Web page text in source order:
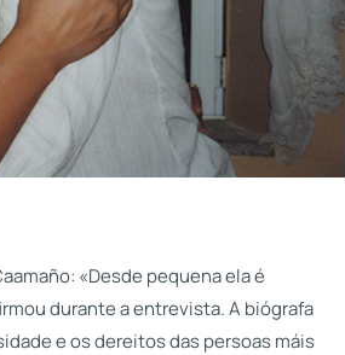
«Desde pequena ela é
durante a entrevista. A biógrafa
e os dereitos das persoas máis